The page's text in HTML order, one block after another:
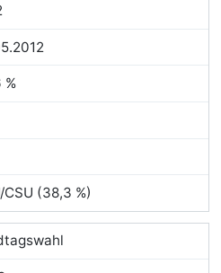
%
CSU (38,3 %)